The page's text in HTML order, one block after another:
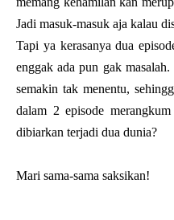
Jadi masuk-masuk aja kalau
Tapi ya kerasanya dua
enggak ada pun gak
semakin tak menentu,
dalam 2 episode
dibiarkan terjadi dua dunia?
Mari sama-sama saksikan!